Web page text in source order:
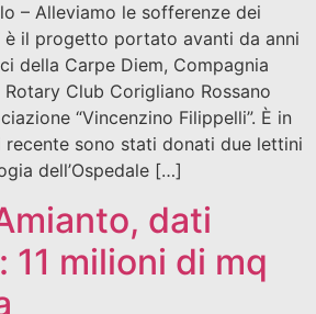
– Alleviamo le sofferenze dei
è il progetto portato avanti da anni
della Carpe Diem, Compagnia
Rotary Club Corigliano Rossano
“Vincenzino Filippelli”. È in
sono stati donati due lettini
dell’Ospedale […]
dati
11 milioni di mq